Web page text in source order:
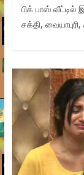
பிக் பாஸ் வீட்டில்
சக்தி,